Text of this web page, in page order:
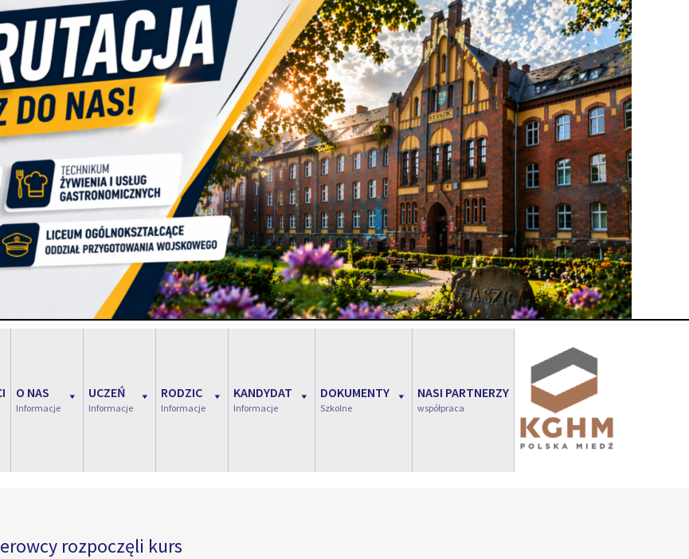
O NAS
Informacje
UCZEŃ
Informacje
RODZIC
Informacje
KANDYDAT
Informacje
DOKUMENTY
Szkolne
NASI PARTNERZY
współpraca
rozpoczęli kurs